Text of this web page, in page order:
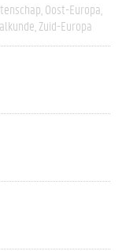
Oost-Europa
Zuid-Europa